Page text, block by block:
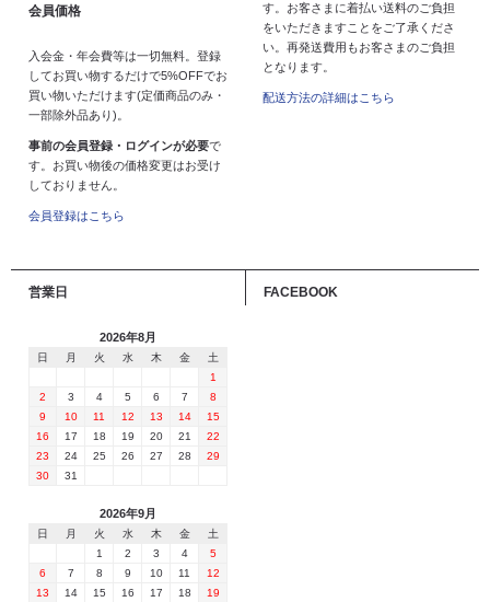
会員価格
入会金・年会費等は一切無料。登録
してお買い物するだけで5%OFFでお
買い物いただけます(定価商品のみ・
一部除外品あり)。
事前の会員登録・ログインが必要で
す。お買い物後の価格変更はお受け
しておりません。
会員登録はこちら
す。お客さまに着払い送料のご負担
をいただきますことをご了承くださ
い。再発送費用もお客さまのご負担
となります。
配送方法の詳細はこちら
営業日
2026年8月
日 月 火 水 木 金
土
1
2
3 4 5 6 7
8
9
10 11 12 13 14
15
16
17 18 19 20 21
22
23
24 25 26 27 28
29
30
31
2026年9月
日 月 火 水 木 金
土
1
2 3 4
5
6
7 8 9 10 11
12
13
14 15 16 17 18
19
FACEBOOK